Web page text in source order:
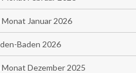
Januar 2026
Baden 2026
Dezember 2025